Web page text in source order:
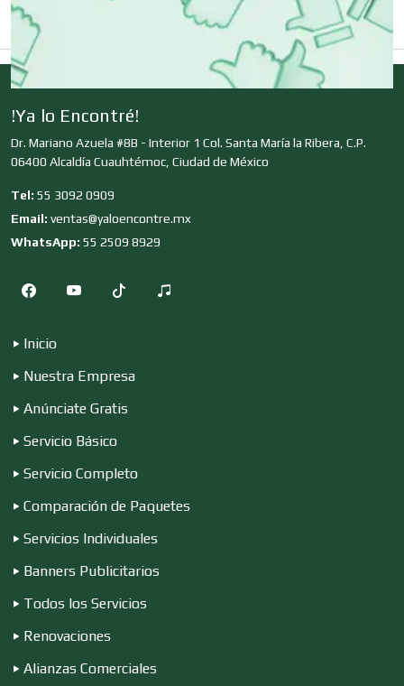
Cocinas Integrales
Compresores de aire
Conferencias Empresariales
Control de Plagas
Conversiones Automotrices
!Ya lo Encontré!
Dr. Mariano Azuela #8B - Interior 1 Col. Santa María la Ribera, C.P.
06400 Alcaldía Cuauhtémoc, Ciudad de México
Tel: 55 3092 0909
Email: ventas@yaloencontre.mx
WhatsApp: 55 2509 8929
Inicio
Nuestra Empresa
Anúnciate Gratis
Servicio Básico
Servicio Completo
Comparación de Paquetes
Servicios Individuales
Banners Publicitarios
Todos los Servicios
Renovaciones
Alianzas Comerciales